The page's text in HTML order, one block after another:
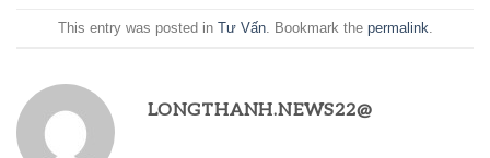
This entry was posted in Tư Vấn. Bookmark the permalink
LONGTHANH.NEWS22@